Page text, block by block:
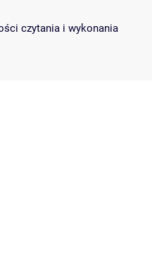
czytania i wykonania